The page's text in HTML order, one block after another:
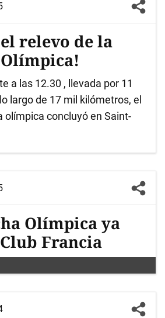
relevo de la
a las 12.30 , llevada por 11
largo de 17 mil kilómetros, el
olímpica concluyó en Saint-
Olímpica ya
Francia